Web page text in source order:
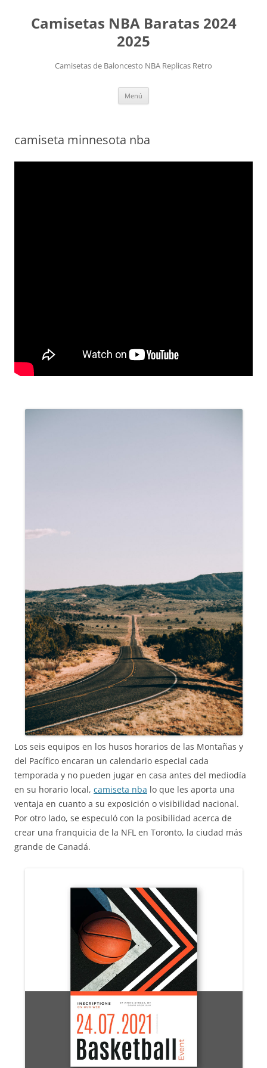
Camisetas NBA Baratas 2024
2025
Camisetas de Baloncesto NBA Replicas Retro
Menú
camiseta minnesota nba
Los seis equipos en los husos horarios de las Montañas y
del Pacífico encaran un calendario especial cada
temporada y no pueden jugar en casa antes del mediodía
en su horario local, camiseta nba lo que les aporta una
ventaja en cuanto a su exposición o visibilidad nacional.
Por otro lado, se especuló con la posibilidad acerca de
crear una franquicia de la NFL en Toronto, la ciudad más
grande de Canadá.